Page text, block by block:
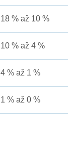
18 % až 10 %
10 % až 4 %
4 % až 1 %
1 % až 0 %